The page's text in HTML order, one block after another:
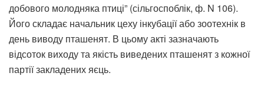
добового молодняка птиці” (сільгоспоблік, ф. N 106).
Його складає начальник цеху інкубації або зоотехнік в
день виводу пташенят. В цьому акті зазначають
відсоток виходу та якість виведених пташенят з кожної
партії закладених яєць.